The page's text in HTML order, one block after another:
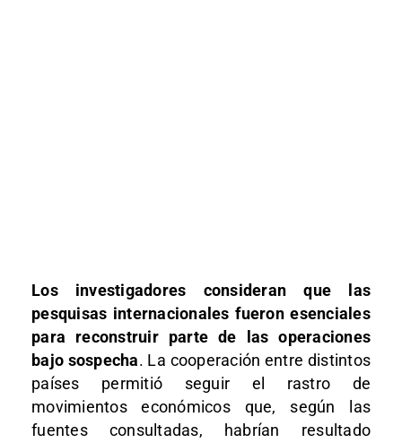
Los investigadores consideran que las
pesquisas internacionales fueron esenciales
para reconstruir parte de las operaciones
bajo sospecha. La cooperación entre distintos
países permitió seguir el rastro de
movimientos económicos que, según las
fuentes consultadas, habrían resultado